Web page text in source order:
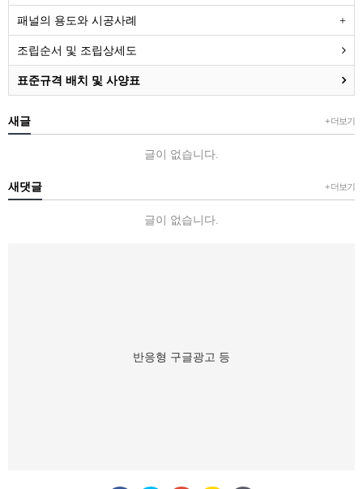
패널의 용도와 시공사례
조립순서 및 조립상세도
표준규격 배치 및 사양표
+ 더보기
새글
글이 없습니다.
+ 더보기
새댓글
글이 없습니다.
반응형 구글광고 등